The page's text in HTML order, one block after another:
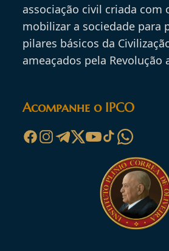
associação civil criada com
mobilizar a sociedade para
pilares básicos da
ameaçados pela Revolução
Acompanhe o IPCO